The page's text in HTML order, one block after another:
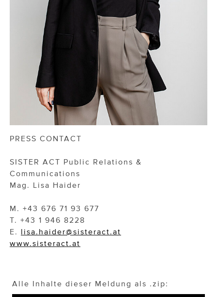
PRESS CONTACT
SISTER ACT Public Relations &
Communications
Mag. Lisa Haider
M. +43 676 71 93 677
T. +43 1 946 8228
E. lisa.haider@sisteract.at
www.sisteract.at
Alle Inhalte dieser Meldung als .zip: